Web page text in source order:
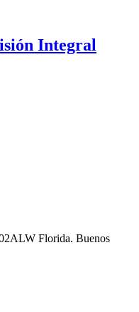
Integral
Florida. Buenos